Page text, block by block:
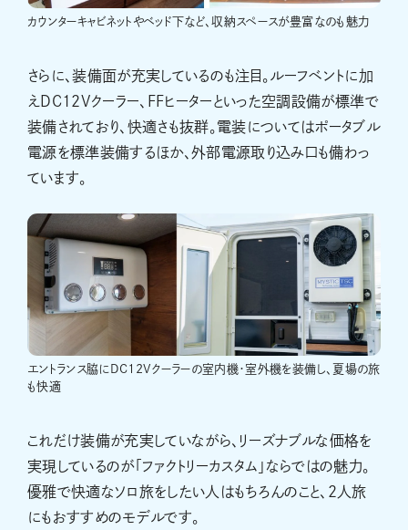
カウンターキャビネットやベッド下など、収納スペースが豊富なのも魅力
さらに、装備面が充実しているのも注目。ルーフベントに加
えDC12Vクーラー、FFヒーターといった空調設備が標準で
装備されており、快適さも抜群。電装についてはポータブル
電源を標準装備するほか、外部電源取り込み口も備わっ
ています。
エントランス脇にDC12Vクーラーの室内機・室外機を装備し、夏場の旅
も快適
これだけ装備が充実していながら、リーズナブルな価格を
実現しているのが「ファクトリーカスタム」ならではの魅力。
優雅で快適なソロ旅をしたい人はもちろんのこと、2人旅
にもおすすめのモデルです。